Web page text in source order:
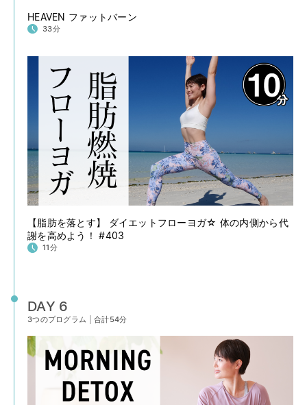
HEAVEN ファットバーン
33分
【脂肪を落とす】 ダイエットフローヨガ☆ 体の内側から代
謝を高めよう！ #403
11分
DAY 6
3つのプログラム 合計54分